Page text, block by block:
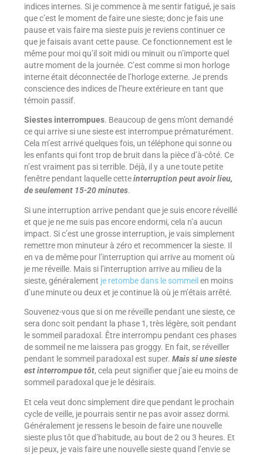
indices internes. Si je commence à me sentir fatigué, je sais
que c’est le moment de faire une sieste; donc je fais une
pause et vais faire ma sieste puis je reviens continuer ce
que je faisais avant cette pause. Ce fonctionnement est le
même pour moi qu’il soit midi ou minuit ou n’importe quel
autre moment de la journée. C’est comme si mon horloge
interne était déconnectée de l’horloge externe. Je prends
conscience des indices de l’heure extérieure en tant que
témoin passif.
Siestes interrompues. Beaucoup de gens m’ont demandé
ce qui arrive si une sieste est interrompue prématurément.
Cela m’est arrivé quelques fois, un téléphone qui sonne ou
les enfants qui font trop de bruit dans la pièce d’à-côté. Ce
n’est vraiment pas si terrible. Déjà, il y a une toute petite
fenêtre pendant laquelle cetteinterruption peut avoir lieu,
de seulement 15-20 minutes.
Si une interruption arrive pendant que je suis encore réveillé
et que je ne me suis pas encore endormi, cela n’a aucun
impact. Si c’est une grosse interruption, je vais simplement
remettre mon minuteur à zéro et recommencer la sieste. Il
en va de même pour l’interruption qui arrive au moment où
je me réveille. Mais si l’interruption arrive au milieu de la
sieste, généralement je retombe dans le sommeil en moins
d’une minute ou deux et je continue là où je m’étais arrêté.
Souvenez-vous que si on me réveille pendant une sieste, ce
sera donc soit pendant la phase 1, très légère, soit pendant
le sommeil paradoxal. Être interrompu pendant ces phases
de sommeil ne me laissera pas groggy. En fait, se réveiller
pendant le sommeil paradoxal est super. Mais si une sieste
est interrompue tôt, cela peut signifier que j’aie eu moins de
sommeil paradoxal que je le désirais.
Et cela veut donc simplement dire que pendant le prochain
cycle de veille, je pourrais sentir ne pas avoir assez dormi.
Généralement je ressens le besoin de faire une nouvelle
sieste plus tôt que d’habitude, au bout de 2 ou 3 heures. Et
si je peux, je vais faire une nouvelle sieste quand l’envie se